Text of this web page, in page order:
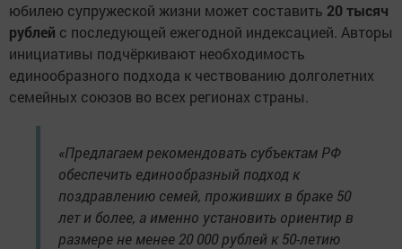
юбилею супружеской жизни может составить 20 тысяч
рублей с последующей ежегодной индексацией. Авторы
инициативы подчёркивают необходимость
единообразного подхода к чествованию долголетних
семейных союзов во всех регионах страны.
«Предлагаем рекомендовать субъектам РФ
обеспечить единообразный подход к
поздравлению семей, проживших в браке 50
лет и более, а именно установить ориентир в
размере не менее 20 000 рублей к 50-летию